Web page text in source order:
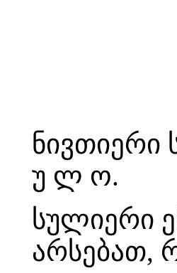
ნივთიერი
უ ლ ო.
სულიერი
არსებათ,